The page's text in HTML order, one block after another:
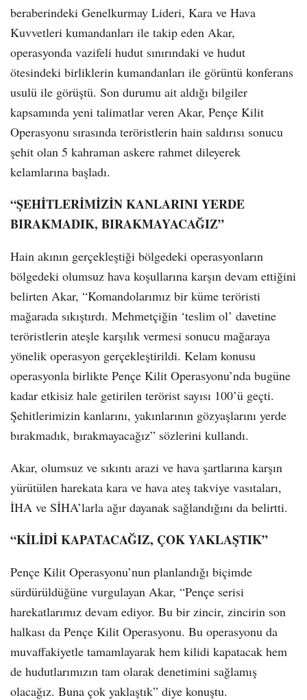
beraberindeki Genelkurmay Lideri, Kara ve Hava
Kuvvetleri kumandanları ile takip eden Akar,
operasyonda vazifeli hudut sınırındaki ve hudut
ötesindeki birliklerin kumandanları ile görüntü konferans
usulü ile görüştü. Son durumu ait aldığı bilgiler
kapsamında yeni talimatlar veren Akar, Pençe Kilit
Operasyonu sırasında teröristlerin hain saldırısı sonucu
şehit olan 5 kahraman askere rahmet dileyerek
kelamlarına başladı.
“ŞEHİTLERİMİZİN KANLARINI YERDE
BIRAKMADIK, BIRAKMAYACAĞIZ”
Hain akının gerçekleştiği bölgedeki operasyonların
bölgedeki olumsuz hava koşullarına karşın devam ettiğini
belirten Akar, “Komandolarımız bir küme teröristi
mağarada sıkıştırdı. Mehmetçiğin ‘teslim ol’ davetine
teröristlerin ateşle karşılık vermesi sonucu mağaraya
yönelik operasyon gerçekleştirildi. Kelam konusu
operasyonla birlikte Pençe Kilit Operasyonu’nda bugüne
kadar etkisiz hale getirilen terörist sayısı 100’ü geçti.
Şehitlerimizin kanlarını, yakınlarının gözyaşlarını yerde
bırakmadık, bırakmayacağız” sözlerini kullandı.
Akar, olumsuz ve sıkıntı arazi ve hava şartlarına karşın
yürütülen harekata kara ve hava ateş takviye vasıtaları,
İHA ve SİHA’larla ağır dayanak sağlandığını da belirtti.
“KİLİDİ KAPATACAĞIZ, ÇOK YAKLAŞTIK”
Pençe Kilit Operasyonu’nun planlandığı biçimde
sürdürüldüğüne vurgulayan Akar, “Pençe serisi
harekatlarımız devam ediyor. Bu bir zincir, zincirin son
halkası da Pençe Kilit Operasyonu. Bu operasyonu da
muvaffakiyetle tamamlayarak hem kilidi kapatacak hem
de hudutlarımızın tam olarak denetimini sağlamış
olacağız. Buna çok yaklaştık” diye konuştu.